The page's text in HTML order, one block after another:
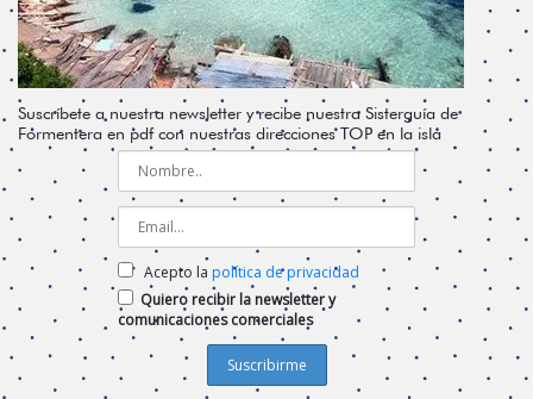
Suscríbete a nuestra newsletter y recibe nuestra Sisterguía de
Formentera en pdf con nuestras direcciones TOP en la isla
Acepto la política de privacidad
Quiero recibir la newsletter y
comunicaciones comerciales